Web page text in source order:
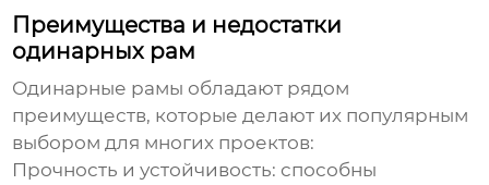
Преимущества и недостатки
одинарных рам
Одинарные рамы обладают рядом
преимуществ, которые делают их популярным
выбором для многих проектов:
Прочность и устойчивость: способны